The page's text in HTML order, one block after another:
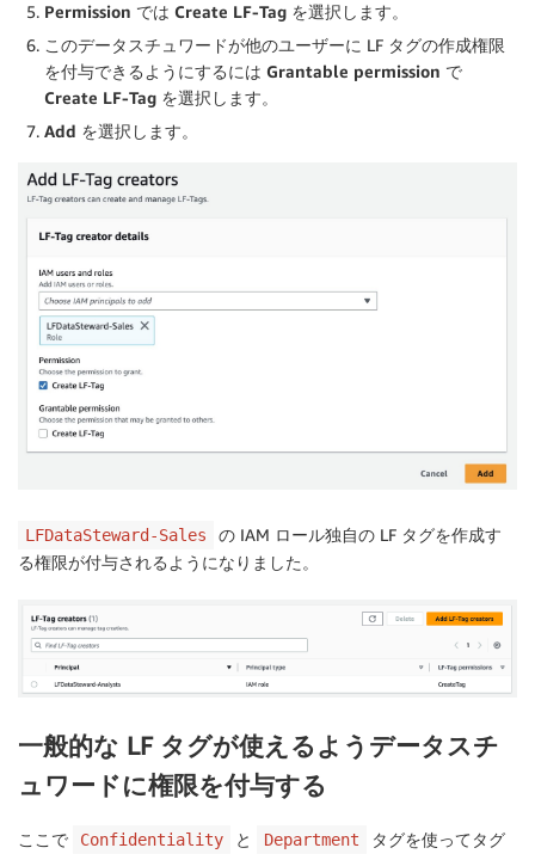
Permission では Create LF-Tag を選択します。
このデータスチュワードが他のユーザーに LF タグの作成権限
を付与できるようにするには Grantable permission で
Create LF-Tag を選択します。
Add を選択します。
LFDataSteward-Sales
の IAM ロール独自の LF タグを作成す
る権限が付与されるようになりました。
一般的な LF タグが使えるようデータスチ
ュワードに権限を付与する
ここで Confidentiality と Department
タグを使ってタグ